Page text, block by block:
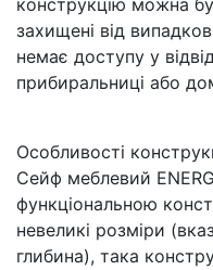
конструкцію можна
захищені від
немає доступу у
прибиральниці або
Особливості
Сейф меблевий
функціональною
невеликі розміри
глибина), така